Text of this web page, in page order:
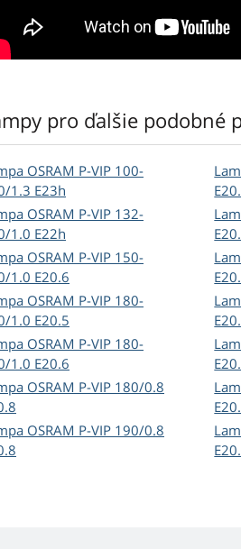
pro ďalšie podobné
OSRAM P-VIP 100-
1.3 E23h
OSRAM P-VIP 132-
1.0 E22h
OSRAM P-VIP 150-
1.0 E20.6
OSRAM P-VIP 180-
1.0 E20.5
OSRAM P-VIP 180-
1.0 E20.6
OSRAM P-VIP 180/0.8
OSRAM P-VIP 190/0.8